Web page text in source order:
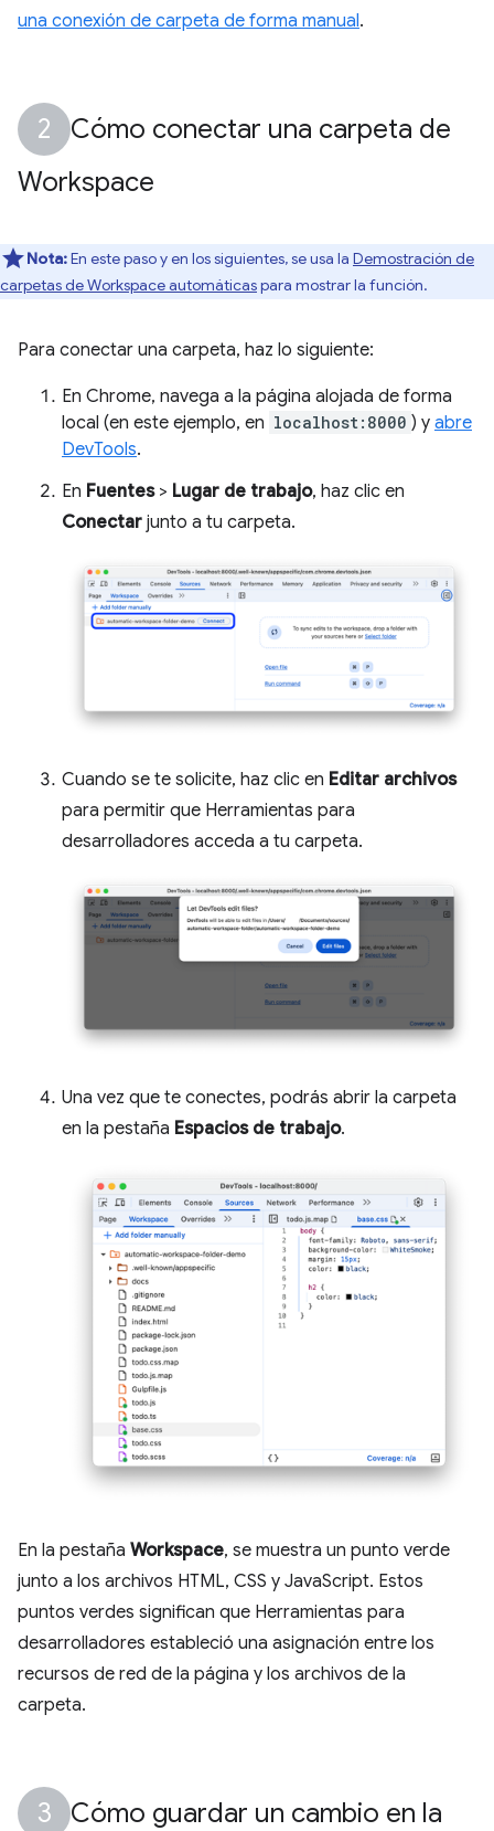
una conexión de carpeta de forma manual.
Cómo conectar una carpeta de
Workspace
Nota:En este paso y en los siguientes, se usa la Demostración de
carpetas de Workspace automáticaspara mostrar la función.
Para conectar una carpeta, haz lo siguiente:
En Chrome, navega a la página alojada de forma
local (en este ejemplo, en localhost:8000 ) y abre
DevTools.
En Fuentes> Lugar de trabajo, haz clic en
Conectar junto a tu carpeta.
Cuando se te solicite, haz clic en Editar archivos
para permitir que Herramientas para
desarrolladores acceda a tu carpeta.
Una vez que te conectes, podrás abrir la carpeta
en la pestaña Espacios de trabajo.
En la pestaña Workspace, se muestra un punto verde
junto a los archivos HTML, CSS y JavaScript. Estos
puntos verdes significan que Herramientas para
desarrolladores estableció una asignación entre los
recursos de red de la página y los archivos de la
carpeta.
Cómo guardar un cambio en la